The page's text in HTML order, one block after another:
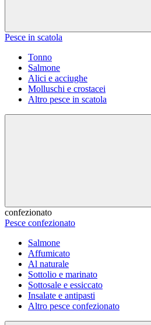
Pesce in scatola
Tonno
Salmone
Alici e acciughe
Molluschi e crostacei
Altro pesce in scatola
confezionato
Pesce confezionato
Salmone
Affumicato
Al naturale
Sottolio e marinato
Sottosale e essiccato
Insalate e antipasti
Altro pesce confezionato